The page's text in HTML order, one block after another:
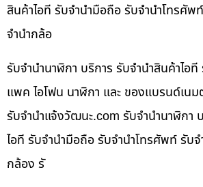
สินค้าไอที รับจำนำมือถือ รับจำนำโทรศัพ
จำนำกล้อ
รับจำนำนาฬิกา บริการ รับจำนำสินค้าไอ
แพค ไอโฟน นาฬิกา และ ของแบรนด์เนม
รับจํานําแจ้งวัฒนะ.com รับจำนำนาฬิกา
ไอที รับจำนำมือถือ รับจำนำโทรศัพท์ รับ
กล้อง รั